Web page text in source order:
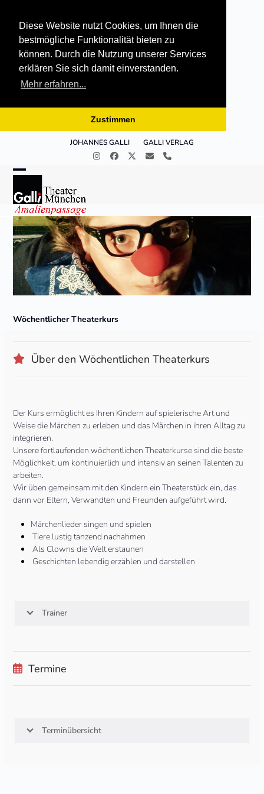
Diese Website nutzt Cookies, um Ihnen die
bestmögliche Funktionalität bieten zu
können. Durch die Nutzung unserer Services
erklären Sie sich damit einverstanden.
Mehr erfahren...
Zustimmen
JOHANNES GALLI GALLI VERLAG
InstagramFacebook
Twitter
E- Telefon
Open
mobile
menu
Close
mobile
menu
Wöchentlicher Theaterkurs
Über den Wöchentlichen Theaterkurs
Der Kurs ermöglicht es Ihren Kindern auf spielerische Art und
Weise die Märchen zu erleben und das Märchen in ihren Alltag zu
integrieren.
Unsere fortlaufenden wöchentlichen Theaterkurse sind die beste
Möglichkeit, um kontinuierlich und intensiv an seinen Talenten zu
arbeiten.
Wir üben gemeinsam mit den Kindern ein Theaterstück ein, das
dann vor Eltern, Verwandten und Freunden aufgeführt wird.
Märchenlieder singen und spielen
Tiere lustig tanzend nachahmen
Als Clowns die Welt erstaunen
Geschichten lebendig erzählen und darstellen
Trainer
Termine
Terminübersicht